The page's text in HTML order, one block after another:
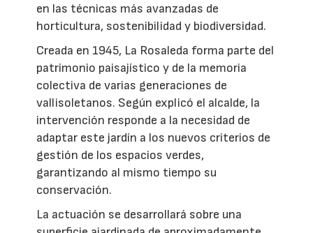
en las técnicas más avanzadas de
horticultura, sostenibilidad y biodiversidad.
Creada en 1945, La Rosaleda forma parte del
patrimonio paisajístico y de la memoria
colectiva de varias generaciones de
vallisoletanos. Según explicó el alcalde, la
intervención responde a la necesidad de
adaptar este jardín a los nuevos criterios de
gestión de los espacios verdes,
garantizando al mismo tiempo su
conservación.
La actuación se desarrollará sobre una